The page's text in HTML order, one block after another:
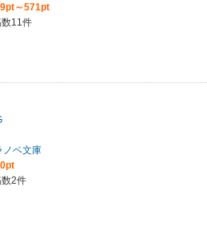
～571pt
数11件
ノベ文庫
数2件